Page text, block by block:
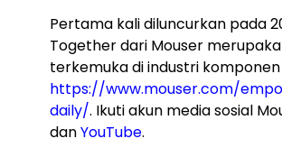
Pertama kali diluncurkan pada
Together dari Mouser
terkemuka di industri
https://www.mouser.com/
daily/. Ikuti akun media sosial
danYouTube.